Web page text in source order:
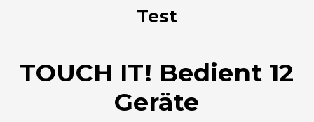
Test
TOUCH IT! Bedient 12
Geräte